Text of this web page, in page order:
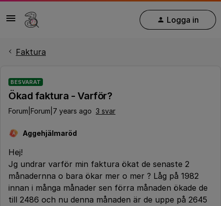
Logga in
Faktura
BESVARAT
Ökad faktura - Varför?
Forum|Forum|7 years ago 3 svar
A Aggehjälmaröd
Hej!
Jg undrar varför min faktura ökat de senaste 2
månadernna o bara ökar mer o mer ? Låg på 1982
innan i många månader sen förra månaden ökade de
till 2486 och nu denna månaden är de uppe på 2645